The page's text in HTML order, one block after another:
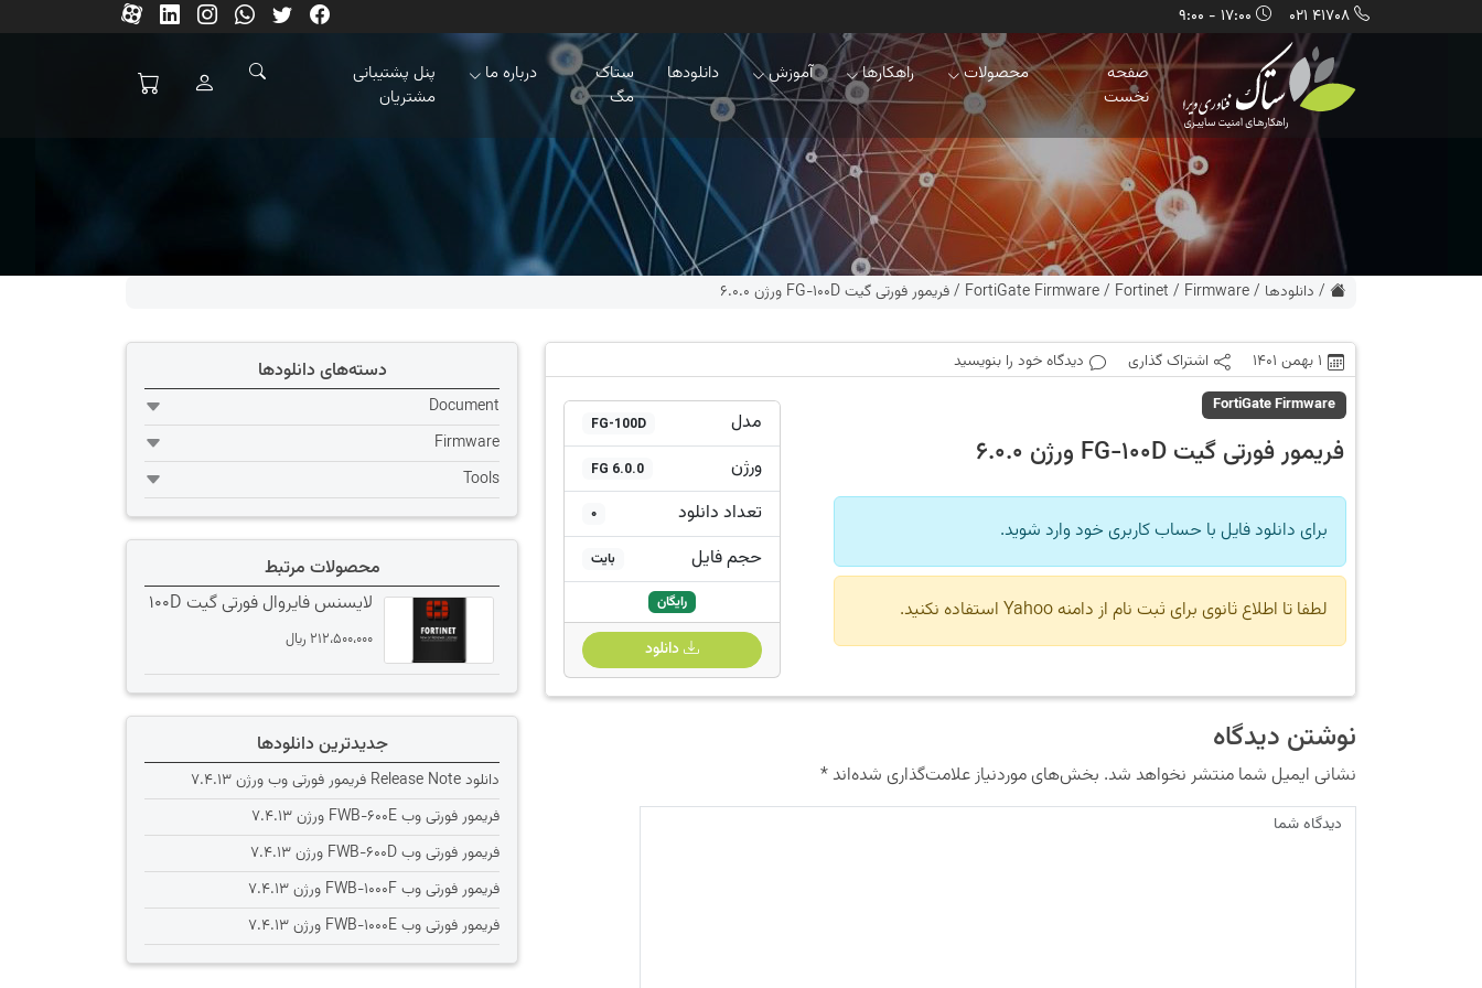
41708 021
صفحه
نخست
محصولات راهکارها آموزش دانلودها
ستاک
مگ
درباره ما
پنل پشتیبانی
مشتریان
/ دانلودها /
Firmware
/
Fortinet
/
FortiGate Firmware
/فریمور فورتی گیت FG-100D ورژن 6.0.0
1 بهمن 1401 اشتراک گذاری دیدگاه خود را بنویسید
FortiGate Firmware
فریمور فورتی گیت FG-100D ورژن 6.0.0
برای دانلود فایل با حساب کاربری خود وارد شوید.
لطفا تا اطلاع ثانوی برای ثبت نام از دامنه Yahoo استفاده نکنید.
مدل FG-100D
ورژن FG 6.0.0
تعداد دانلود 0
حجم فایل بایت
رایگان
دانلود
نوشتن دیدگاه
نشانی ایمیل شما منتشر نخواهد شد. بخش‌های موردنیاز علامت‌گذاری شده‌اند*
دسته‌های دانلودها
Document
Firmware
Tools
محصولات مرتبط
لایسنس فایروال فورتی گیت 100D
212،500،000 ﷼
جدیدترین دانلودها
دانلود Release Note فریمور فورتی وب ورژن 7.4.13
فریمور فورتی وب FWB-600E ورژن 7.4.13
فریمور فورتی وب FWB-600D ورژن 7.4.13
فریمور فورتی وب FWB-1000F ورژن 7.4.13
فریمور فورتی وب FWB-1000E ورژن 7.4.13